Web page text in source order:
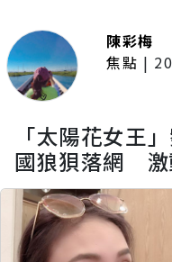
陳彩梅
焦點 |
「太陽花女王
國狼狽落網 激